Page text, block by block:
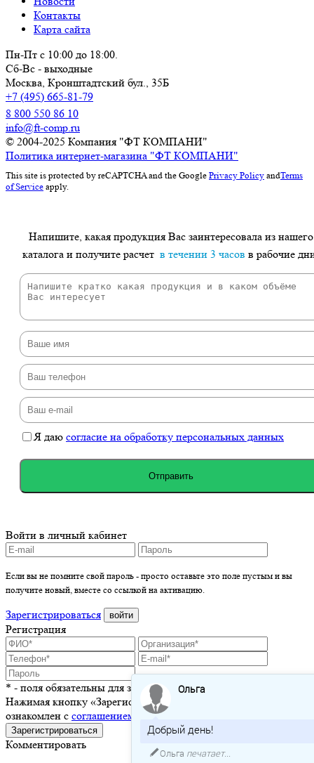
Контакты
Карта сайта
Пн-Пт с 10:00 до 18:00.
Сб-Вс - выходные
Москва, Кронштадтский бул., 35Б
+7 (495) 665-81-79
8 800 550 86 10
info@ft-comp.ru
© 2004-2025 Компания "ФТ КОМПАНИ"
Политика интернет-магазина "ФТ КОМПАНИ"
This site is protected by reCAPTCHA and the Google Privacy Policy andTerms
of Service apply.
Напишите, какая продукция Вас заинтересовала из нашего
каталога и получите расчет в течении 3 часов в рабочие
Я даю согласие на обработку персональных данных
Отправить
Войти в личный кабинет
Если вы не помните свой пароль - просто оставьте это поле пустым и вы
получите новый, вместе со ссылкой на активацию.
Зарегистрироваться войти
Регистрация
* - поля обязательны для заполнения
Нажимая кнопку «Зарегистрироваться», я подтверждаю, что
ознакомлен с соглашением о пользовании сайтом
Зарегистрироваться
Комментировать
Ольга
Добрый день!
Ольга печатает...